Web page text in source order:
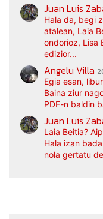
Juan Luis
Hala da, begi
atalean, Laia
ondorioz, Lisa
edizior...
Angelu Villa
Egia esan,
Baina ziur
PDF-n baldin
Juan Luis
Laia Beitia?
Hala izan
nola gertatu